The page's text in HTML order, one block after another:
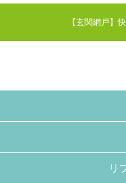
【玄関網戸】
リ